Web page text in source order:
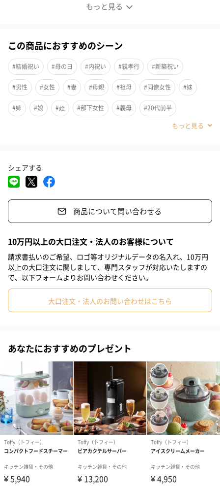
もっと見る
ダブルのグリルプレートで、2商品を同時に調理することができま
電子レンジなのに、グリルのような焼き目が付いて、目玉焼きも
ふっくらおいしくできあがります。
調理ができたら、そのままお皿として食卓へ。
いつまでも、できたてあつあつをお召し上がりいただけます。
日本メーカー製ふっ素を使用しています。
多彩なオリジナルメニューを掲載
食事からスイーツまで多彩な調理がレンジでできるので、料理の
幅もぐんと広がります。
2種類のカラーをご用意
この商品におすすめのシーン
#結婚祝い #母の日 #内祝い #親孝行 #新築祝い
#男性 #女性 #妻 #母親 #祖母 #同僚女性 #妹
#姉 #娘 #姪 #部下女性 #義母 #20代前半
#70代
シェアする
商品について問い合わせる
10万円以上の大口注文・法人のお客様について
請求書払いのご希望、ロゴ等オリジナルデータの名入れ、10万円
以上の大口注文に関しまして、専門スタッフが対応いたしますの
で、以下フォームよりお問い合わせください。
大口注文・法人のお問い合わせはこちら
あなたにおすすめのプレゼント